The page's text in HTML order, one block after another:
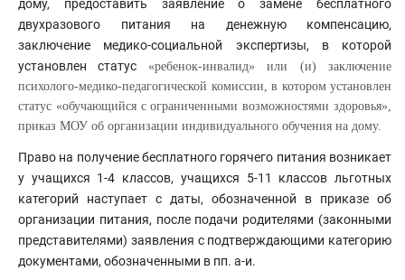
дому, предоставить заявление о замене бесплатного
двухразового питания на денежную компенсацию,
заключение медико-социальной экспертизы, в которой
установлен статус
«ребенок-инвалид» или (и) заключение
психолого-медико-педагогической комиссии, в котором установлен
статус «обучающийся с ограниченными возможностями здоровья»,
приказ МОУ об организации индивидуального обучения на дому.
Право на получение бесплатного горячего питания возникает
у учащихся 1-4 классов, учащихся 5-11 классов льготных
категорий наступает с даты, обозначенной в приказе об
организации питания, после подачи родителями (законными
представителями) заявления с подтверждающими категорию
документами, обозначенными в пп. а-и.